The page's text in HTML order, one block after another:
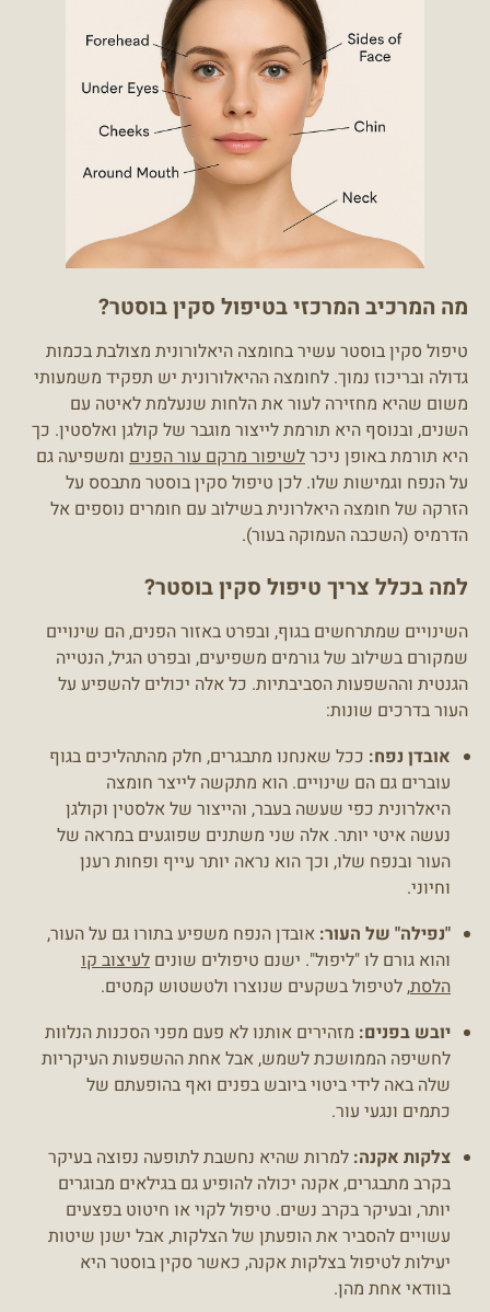
מה המרכיב המרכזי בטיפול סקין בוסטר?
טיפול סקין בוסטר עשיר בחומצה היאלורונית מצולבת בכמות
גדולה ובריכוז נמוך. לחומצה ההיאלורונית יש תפקיד משמעותי
משום שהיא מחזירה לעור את הלחות שנעלמת לאיטה עם
השנים, ובנוסף היא תורמת לייצור מוגבר של קולגן ואלסטין. כך
היא תורמת באופן ניכרלשיפור מרקם עור הפנים ומשפיעה גם
על הנפח וגמישות שלו. לכן טיפול סקין בוסטר מתבסס על
הזרקה של חומצה היאלרונית בשילוב עם חומרים נוספים אל
הדרמיס (השכבה העמוקה בעור).
למה בכלל צריך טיפול סקין בוסטר?
השינויים שמתרחשים בגוף, ובפרט באזור הפנים, הם שינויים
שמקורם בשילוב של גורמים משפיעים, ובפרט הגיל, הנטייה
הגנטית וההשפעות הסביבתיות. כל אלה יכולים להשפיע על
העור בדרכים שונות:
אובדן נפח: ככל שאנחנו מתבגרים, חלק מהתהליכים בגוף
עוברים גם הם שינויים. הוא מתקשה לייצר חומצה
היאלרונית כפי שעשה בעבר, והייצור של אלסטין וקולגן
נעשה איטי יותר. אלה שני משתנים שפוגעים במראה של
העור ובנפח שלו, וכך הוא נראה יותר עייף ופחות רענן
וחיוני.
"נפילה" של העור: אובדן הנפח משפיע בתורו גם על העור,
והוא גורם לו "ליפול". ישנם טיפולים שונים לעיצוב קו
הלסת, לטיפול בשקעים שנוצרו ולטשטוש קמטים.
יובש בפנים: מזהירים אותנו לא פעם מפני הסכנות הנלוות
לחשיפה הממושכת לשמש, אבל אחת ההשפעות העיקריות
שלה באה לידי ביטוי ביובש בפנים ואף בהופעתם של
כתמים ונגעי עור.
צלקות אקנה: למרות שהיא נחשבת לתופעה נפוצה בעיקר
בקרב מתבגרים, אקנה יכולה להופיע גם בגילאים מבוגרים
יותר, ובעיקר בקרב נשים. טיפול לקוי או חיטוט בפצעים
עשויים להסביר את הופעתן של הצלקות, אבל ישנן שיטות
יעילות לטיפול בצלקות אקנה, כאשר סקין בוסטר היא
בוודאי אחת מהן.